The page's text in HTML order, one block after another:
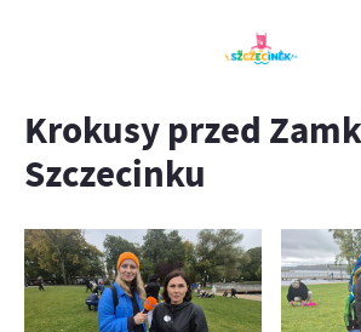
Krokusy przed
Szczecinku